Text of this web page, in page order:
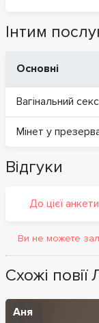
Інтим
Основні
Вагінальний секс
Мінет у
Відгуки
До цієї
Ви не можете
Схожі повії
Аня